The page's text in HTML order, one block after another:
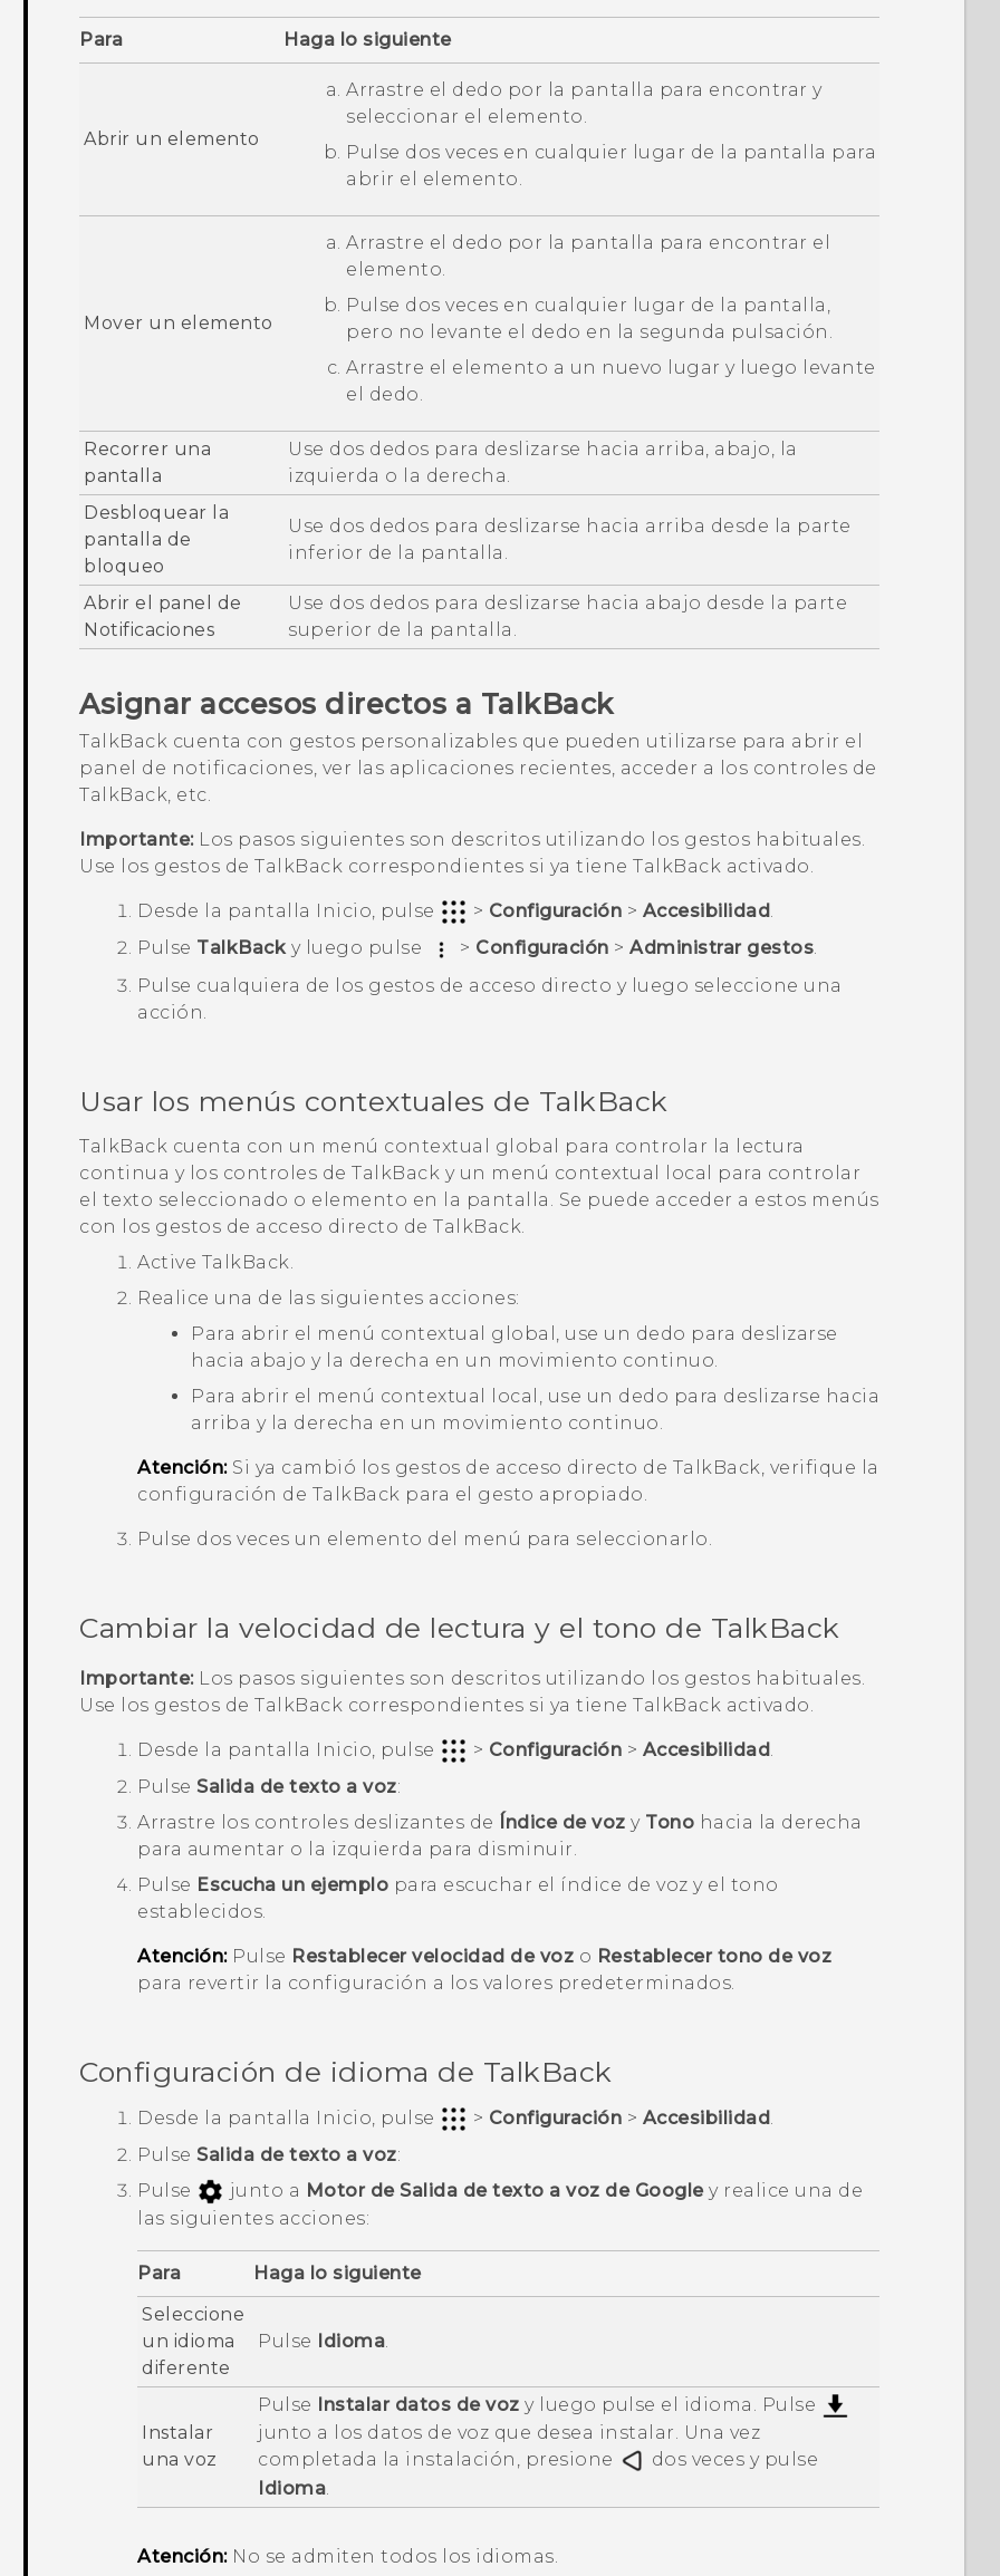
Para Haga lo siguiente
Abrir un elemento
Arrastre el dedo por la pantalla para encontrar y
seleccionar el elemento.
Pulse dos veces en cualquier lugar de la pantalla para
abrir el elemento.
Mover un elemento
Arrastre el dedo por la pantalla para encontrar el
elemento.
Pulse dos veces en cualquier lugar de la pantalla,
pero no levante el dedo en la segunda pulsación.
Arrastre el elemento a un nuevo lugar y luego levante
el dedo.
Recorrer una
pantalla
Use dos dedos para deslizarse hacia arriba, abajo, la
izquierda o la derecha.
Desbloquear la
pantalla de
bloqueo
Use dos dedos para deslizarse hacia arriba desde la parte
inferior de la pantalla.
Abrir el panel de
Notificaciones
Use dos dedos para deslizarse hacia abajo desde la parte
superior de la pantalla.
Asignar accesos directos a TalkBack
TalkBack cuenta con gestos personalizables que pueden utilizarse para abrir el
panel de notificaciones, ver las aplicaciones recientes, acceder a los controles de
TalkBack, etc.
Importante:Los pasos siguientes son descritos utilizando los gestos habituales.
Use los gestos deTalkBack correspondientes si ya tieneTalkBack activado.
Desde la pantalla Inicio, pulse > Configuración > Accesibilidad .
Pulse TalkBacky luego pulse > Configuración >Administrar gestos.
Pulse cualquiera de los gestos de acceso directo y luego seleccione una
acción.
Usar los menús contextuales de TalkBack
TalkBack cuenta con un menú contextual global para controlar la lectura
continua y los controles deTalkBack y un menú contextual local para controlar
el texto seleccionado o elemento en la pantalla. Se puede acceder a estos menús
con los gestos de acceso directo deTalkBack.
Active TalkBack.
Realice una de las siguientes acciones:
Para abrir el menú contextual global, use un dedo para deslizarse
hacia abajo y la derecha en un movimiento continuo.
Para abrir el menú contextual local, use un dedo para deslizarse hacia
arriba y la derecha en un movimiento continuo.
Atención:Si ya cambió los gestos de acceso directo de TalkBack, verifique la
configuración de TalkBack para el gesto apropiado.
Pulse dos veces un elemento del menú para seleccionarlo.
Cambiar la velocidad de lectura y el tono de TalkBack
Importante:Los pasos siguientes son descritos utilizando los gestos habituales.
Use los gestos deTalkBack correspondientes si ya tieneTalkBack activado.
Desde la pantalla Inicio, pulse > Configuración > Accesibilidad.
Pulse Salida de texto a voz:
Arrastre los controles deslizantes de
Índice de vozy Tono hacia la derecha
para aumentar o la izquierda para disminuir.
Pulse Escucha un ejemplo para escuchar el índice de voz y el tono
establecidos.
Atención:Pulse Restablecer velocidad de voz o Restablecer tono de voz
para revertir la configuración a los valores predeterminados.
Configuración de idioma de TalkBack
Desde la pantalla Inicio , pulse > Configuración > Accesibilidad
Pulse Salida de texto a voz:
Pulse
junto a Motor de Salida de texto a voz de Googley realice una de
las siguientes acciones:
Para
Haga lo siguiente
Seleccione
un idioma
diferente
Pulse Idioma.
Instalar
una voz
Pulse Instalar datos de voz y luego pulse el idioma. Pulse
junto a los datos de voz que desea instalar. Una vez
completada la instalación, presione
dos veces y pulse
Idioma
Atención:No se admiten todos los idiomas.